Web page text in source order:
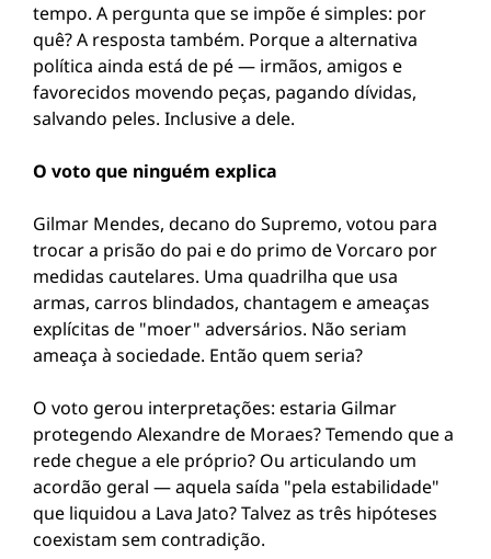
tempo. A pergunta que se impõe é simples: por
quê? A resposta também. Porque a alternativa
política ainda está de pé — irmãos, amigos e
favorecidos movendo peças, pagando dívidas,
salvando peles. Inclusive a dele.
O voto que ninguém explica
Gilmar Mendes, decano do Supremo, votou para
trocar a prisão do pai e do primo de Vorcaro por
medidas cautelares. Uma quadrilha que usa
armas, carros blindados, chantagem e ameaças
explícitas de "moer" adversários. Não seriam
ameaça à sociedade. Então quem seria?
O voto gerou interpretações: estaria Gilmar
protegendo Alexandre de Moraes? Temendo que a
rede chegue a ele próprio? Ou articulando um
acordão geral — aquela saída "pela estabilidade"
que liquidou a Lava Jato? Talvez as três hipóteses
coexistam sem contradição.